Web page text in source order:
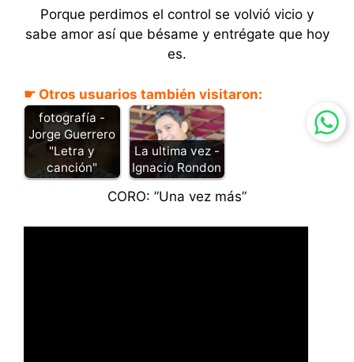
Porque perdimos el control se volvió vicio y
sabe amor así que bésame y entrégate que hoy
es.
☛ Otros usuarios también visitaron:
La ultima
fotografía -
Jorge Guerrero
"Letra y
canción"
La ultima vez -
Ignacio Rondon
CORO: ”Una vez más”